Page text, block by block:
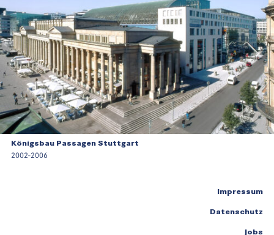
Königsbau Passagen Stuttgart
2002-2006
Impressum
Datenschutz
Jobs